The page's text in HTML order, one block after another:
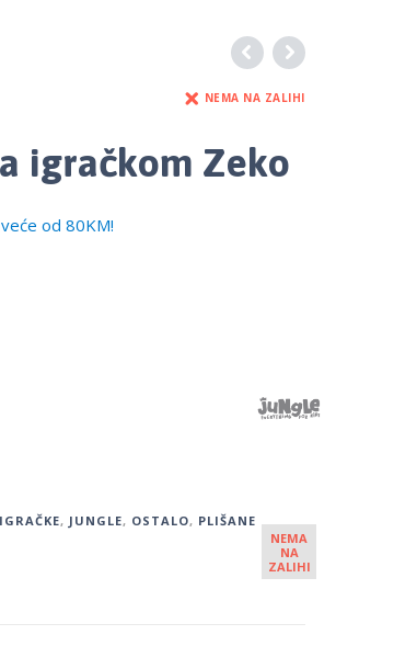
NEMA NA ZALIHI
igračkom Zeko
od 80KM!
IGRAČKE, JUNGLE, OSTALO, PLIŠANE
NEMA
NA
ZALIHI